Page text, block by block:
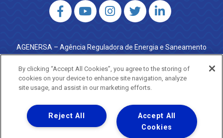
AGENERSA – Agência Reguladora de Energia e Saneamento
do Estado do Rio de Janeiro
0800 024 9040 · (21) 2332-6457 (WhatsApp) ·
ouvidoria@agenersa.rj.gov.br/ouvidoria.agenersa@gmail.com
·http://www.agenersa.rj.gov.br
Uma empresa
Copyright ® 2026 - Todos os Direitos Reservados.
By clicking “Accept All Cookies”, you agree to the storing of
cookies on your device to enhance site navigation, analyze
site usage, and assist in our marketing efforts.
Accept All
Cookies
Reject All